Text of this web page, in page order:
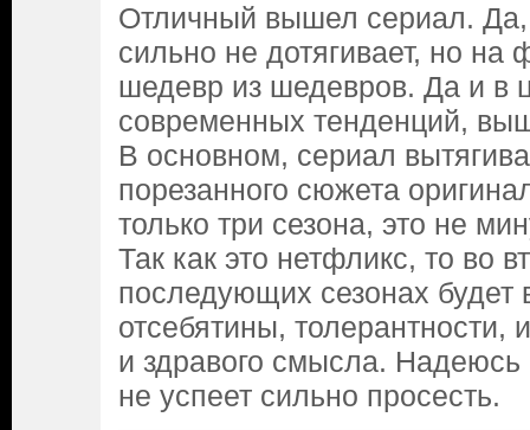
Отличный вышел сериал. Да,
сильно не дотягивает, но
шедевр из шедевров. Да и в
современных тенденций,
В основном, сериал
порезанного сюжета
только три сезона, это не
Так как это нетфликс, то во
последующих сезонах будет
отсебятины, толерантности,
и здравого смысла. Надеюсь
не успеет сильно просесть.